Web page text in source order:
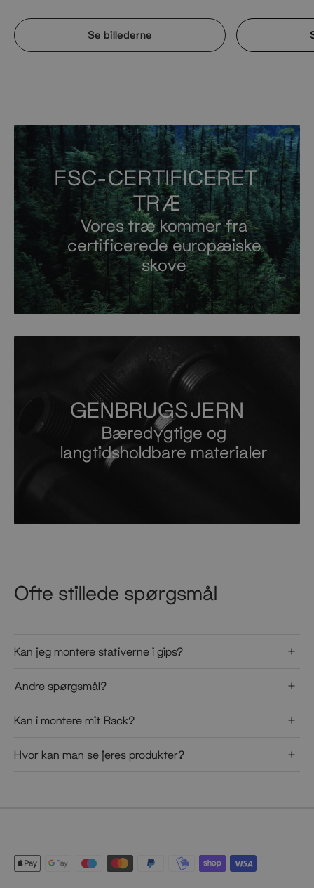
Se billederne
FSC-CERTIFICERET
TRÆ
Vores træ kommer fra
certificerede europæiske
skove
GENBRUGSJERN
Bæredygtige og
langtidsholdbare materialer
Ofte stillede spørgsmål
Kan jeg montere stativerne i gips?
Andre spørgsmål?
Kan i montere mit Rack?
Hvor kan man se jeres produkter?